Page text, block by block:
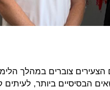
צוברים במהלך
הבסיסיים ביותר, לעיתים